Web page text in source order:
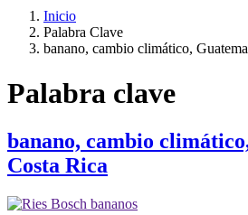
Inicio
Palabra Clave
banano, cambio climático,
Palabra clave
banano, cambio
Costa Rica